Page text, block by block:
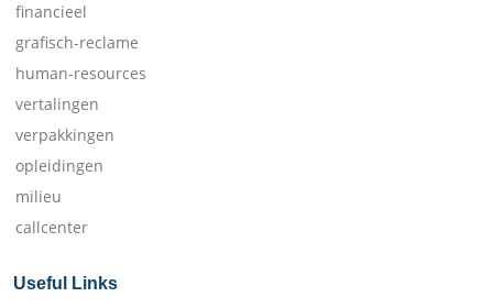
financieel
grafisch-reclame
human-resources
vertalingen
verpakkingen
opleidingen
milieu
callcenter
Useful Links